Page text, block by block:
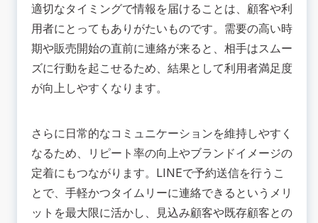
適切なタイミングで情報を届けることは、顧客や利
用者にとってもありがたいものです。需要の高い時
期や販売開始の直前に連絡が来ると、相手はスムー
ズに行動を起こせるため、結果として利用者満足度
が向上しやすくなります。
さらに日常的なコミュニケーションを維持しやすく
なるため、リピート率の向上やブランドイメージの
定着にもつながります。LINEで予約送信を行うこ
とで、手軽かつタイムリーに連絡できるというメリ
ットを最大限に活かし、見込み顧客や既存顧客との